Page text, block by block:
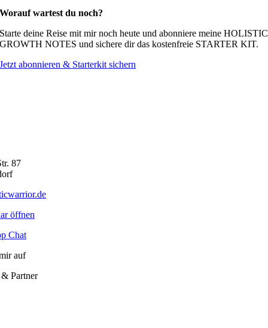
Worauf wartest du noch?
Starte deine Reise mit mir noch heute und abonniere meine HOLISTIC
GROWTH NOTES und sichere dir das kostenfreie STARTER KIT.
Jetzt abonnieren & Starterkit sichern
87
öffnen
Chat
auf
& Partner